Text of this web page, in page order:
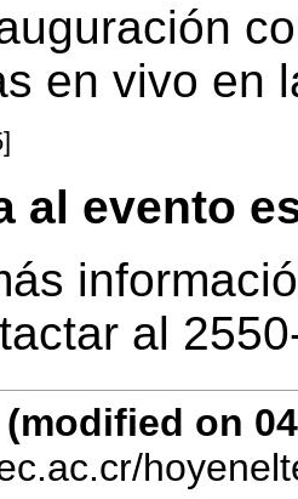
en vivo en
al evento
al
on